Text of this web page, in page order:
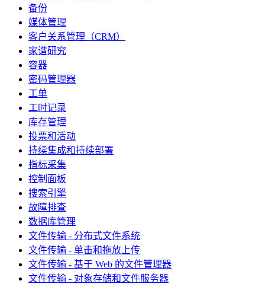
备份
媒体管理
客户关系管理（CRM）
家谱研究
容器
密码管理器
工单
工时记录
库存管理
投票和活动
持续集成和持续部署
指标采集
控制面板
搜索引擎
故障排查
数据库管理
文件传输 - 分布式文件系统
文件传输 - 单击和拖放上传
文件传输 - 基于 Web 的文件管理器
文件传输 - 对象存储和文件服务器